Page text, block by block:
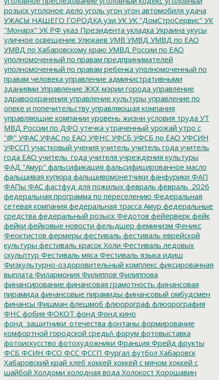
розыск уголоное дело уголь угон угон автомобиля удача
УЖАСЫ НАШЕГО ГОРОДКАузи УКУК "ДомСтроСервис" УК
"Монарх" УК РФ указ Президента укладка Украина укусы
уличное освещение Улюкаев УМВ УМВД УМВД по ЕАО
УМВД по Хабаровскому краю УМВД России по ЕАО
уполномоченный по правам предпринимателей
уполномоченный по правам ребенка уполномоченный по
правам человека управление административными
зданиями Управление ЖКХ мэрии города управление
здравоохранения управление культуры управление по
опеке и попечительству управляющая компания
управляющие компании уровень жизни условия труда УТ
МВД России по ДФО утечка утраченный урожай утро с
"@" УФАС УФАС по ЕАО УФНС УФСБ УФСБ по ЕАО УФСИН
УФССП участковый учения учитель учитель года учитель
года ЕАО учитель_года учителя учреждения культуры
ФАД "Амур" фальсификация фальсифицированное масло
фальшивая купюра фальшивомонетчики фанфурики ФАП
ФАПы ФАС фастфуд для пожилых февраль февраль_2026
федеральная программа по переселению Федеральная
сетевая компания федеральная трасса Амур федеральные
средства федеральный розыск Федотов фейерверк фейк
фейки фейковые новости фельдшер феминизм Феникс
Феоктистов фермеры фестиваль фестиваль еврейской
культуры фестиваль красок Холи Фестиваль ледовых
скульптур Фестиваль мяса Фестиваль языка идиш
Физкультурно-оздоровительный комплекс фиксированная
выплата Филармония Филиппов Филиппова
финансирование финансовая грамотность финансовая
пирамида финансовые пирамиды финансовый омбудсмен
финансы Фишман флешмоб флюорограф флюорография
ФНС фобия ФОКОТ фонд Фонд кино
фонд_защитники_отечества фонтаны формирование
комфортной городской среды\ форум фотовыставка
фотоискусство фотохудожники Франция Фрейд фрукты
ФСБ ФСИН ФСО ФСС ФССП Фургал футбол Хабаровск
Хабаровский край хлеб хоккей хоккей с мячом хоккей с
шайбой Холдоми холодная вода Холокост Хорошавин